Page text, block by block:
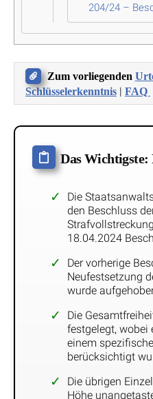
204/24 –
Zum vorliegenden
Schlüsselerkenntnis | FAQ
Das
Die
den Beschluss
18.04.2024
Der vorherige
Neufestsetzung
wurde
Die
festgelegt, wobei
einem
berücksichtigt
Die übrigen
Höhe